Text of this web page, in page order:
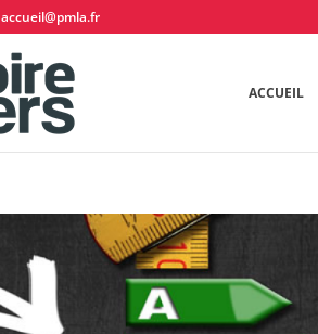
accueil@pmla.fr
ACCUEIL